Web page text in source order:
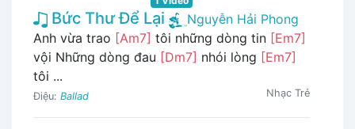
Bức Thư Để Lại
Nguyễn Hải Phong
Anh vừa trao [Am7] tôi những dòng tin [Em7]
vội Những dòng đau [Dm7] nhói lòng [Em7]
tôi ...
Điệu: Ballad Nhạc Trẻ